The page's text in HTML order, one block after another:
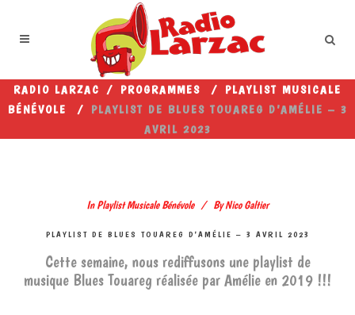
RADIO LARZAC / PROGRAMMES / PLAYLIST MUSICALE
BÉNÉVOLE
/ PLAYLIST DE BLUES TOUAREG D’AMÉLIE – 3
AVRIL 2023
In Playlist Musicale Bénévole By Nico Galtier
PLAYLIST DE BLUES TOUAREG D’AMÉLIE – 3 AVRIL 2023
Cette semaine, nous rediffusons une playlist de
musique Blues Touareg réalisée par Amélie en 2019 !!!